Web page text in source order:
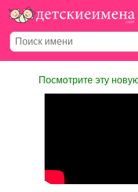
Посмотрите эту